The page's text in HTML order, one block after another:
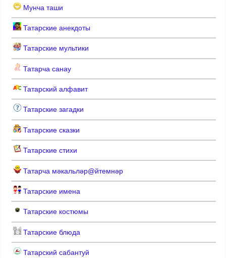
Мунча таши
Татарские анекдоты
Татарские мультики
Татарча санау
Татарский алфавит
Татарские загадки
Татарские сказки
Татарские стихи
Татарча мәкальләр@йтемнәр
Татарские имена
Татарские костюмы
Татарские блюда
Татарский сабантуй